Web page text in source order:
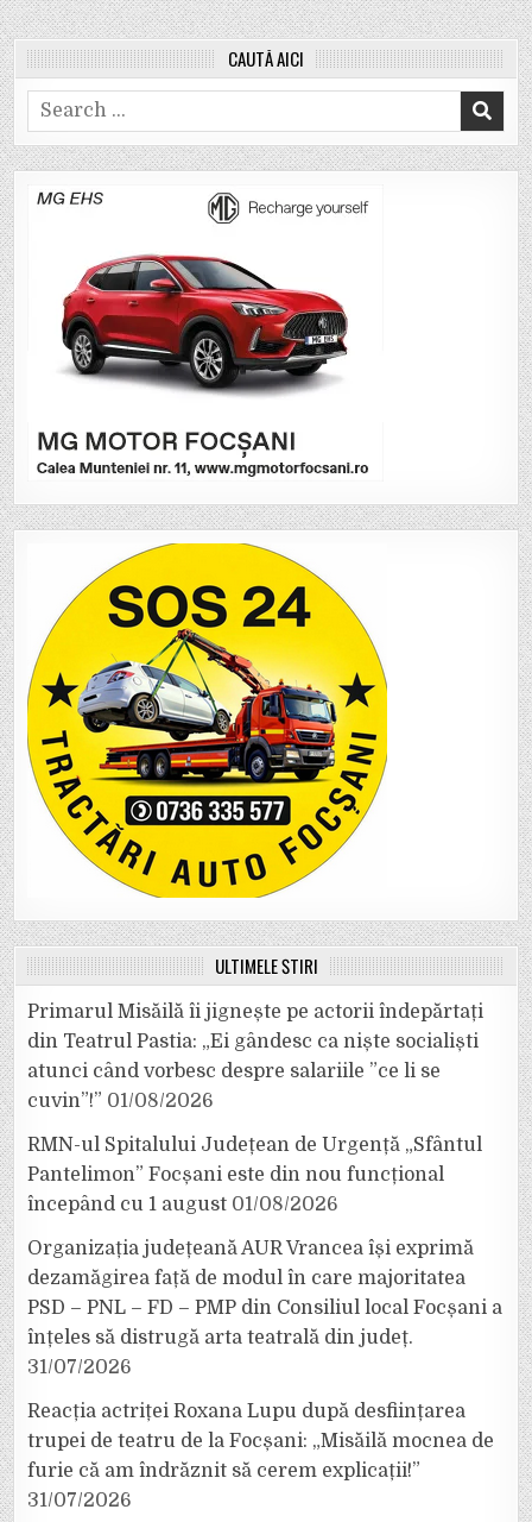
CAUTĂ AICI
Search
for:
ULTIMELE ȘTIRI
Primarul Misăilă îi jignește pe actorii îndepărtați
din Teatrul Pastia: „Ei gândesc ca niște socialiști
atunci când vorbesc despre salariile ”ce li se
cuvin”!” 01/08/2026
RMN-ul Spitalului Județean de Urgență „Sfântul
Pantelimon” Focșani este din nou funcțional
începând cu 1 august 01/08/2026
Organizația județeană AUR Vrancea își exprimă
dezamăgirea față de modul în care majoritatea
PSD – PNL – FD – PMP din Consiliul local Focșani a
înțeles să distrugă arta teatrală din județ.
31/07/2026
Reacția actriței Roxana Lupu după desființarea
trupei de teatru de la Focșani: „Misăilă mocnea de
furie că am îndrăznit să cerem explicații!”
31/07/2026